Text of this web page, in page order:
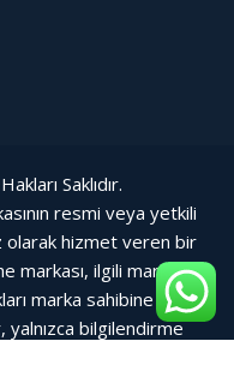
Saklıdır.
resmi veya yetkili
olarak hizmet veren bir
markası, ilgili markanın
marka sahibine aittir.
bilgilendirme